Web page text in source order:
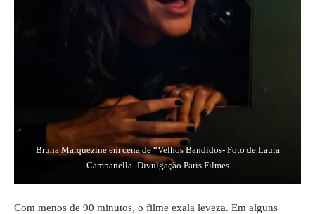
Bruna Marquezine em cena de “Velhos Bandidos- Foto de Laura
Campanella- Divulgação Paris Filmes
Com menos de 90 minutos, o filme exala leveza. Em alguns